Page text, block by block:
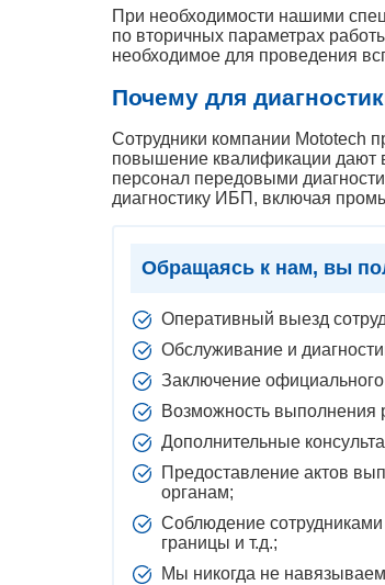
При необходимости нашими
по вторичных параметрах
необходимое для проведения
Почему для
Сотрудники компании Mototech
повышение квалификации дают
персонал передовыми
диагностику ИБП, включая
Обращаясь к нам, вы
Оперативный выезд
Обслуживание и
Заключение официального
Возможность выполнения
Дополнительные
Предоставление актов
органам;
Соблюдение
границы и т.д.;
Мы никогда не